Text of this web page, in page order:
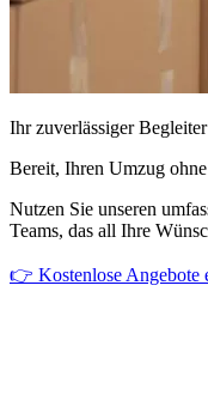
Ihr zuverlässiger
Bereit, Ihren Umzug
Nutzen Sie unseren
Teams, das all Ihre
👉 Kostenlose Angebote